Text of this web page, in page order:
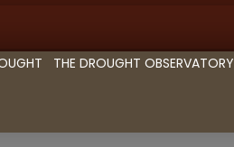
THE DROUGHT OBSERVATORY